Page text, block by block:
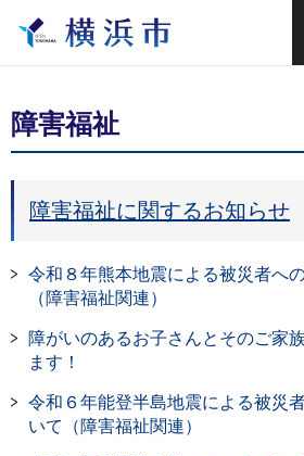
障害福祉
障害福祉に関するお知らせ
令和８年熊本地震による被災者へ
（障害福祉関連）
障がいのあるお子さんとそのご家
ます！
令和６年能登半島地震による被災
いて（障害福祉関連）